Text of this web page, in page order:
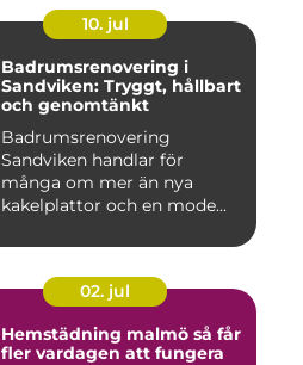
10. jul
Badrumsrenovering i
Sandviken: Tryggt, hållbart
och genomtänkt
Badrumsrenovering
Sandviken handlar för
många om mer än nya
kakelplattor och en mode...
02. jul
Hemstädning malmö så får
fler vardagen att fungera